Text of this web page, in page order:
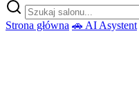
Strona główna 🚗 AI Asystent